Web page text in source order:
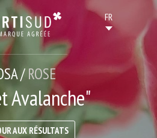
/ROSE
Avalanche"
AUX RÉSULTATS